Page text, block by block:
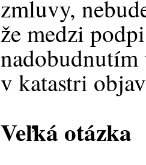
zmluvy,
že medzi
nadobudnutím
v katastri
Veľká otázka